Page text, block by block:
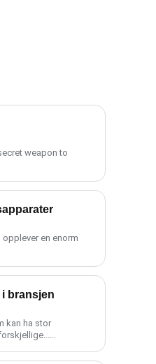
en enorm
bransjen
kan ha stor